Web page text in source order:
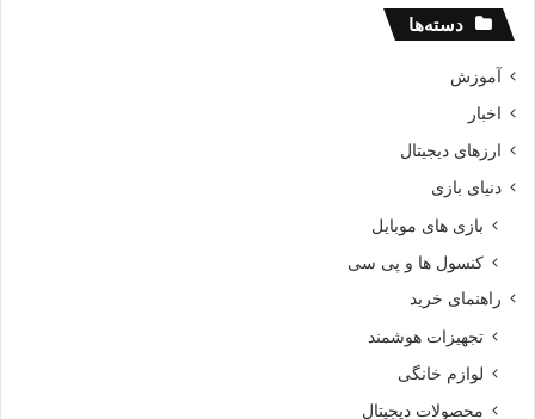
دسته‌ها
آموزش
اخبار
ارزهای دیجیتال
دنیای بازی
بازی های موبایل
کنسول ها و پی سی
راهنمای خرید
تجهیزات هوشمند
لوازم خانگی
محصولات دیجیتال